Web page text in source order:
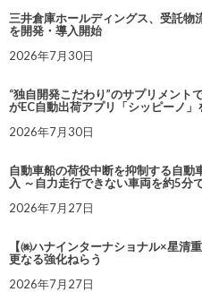
三井倉庫ホールディングス、受託物
を開発・導入開始
2026年7月30日
“独自開発こだわり”のサプリメント
がEC自動出荷アプリ「シッピーノ」
2026年7月30日
自動車船の荷役中断を抑制する自動
入 ～自力走行できない車両を約5分
2026年7月27日
【㈱ハナインターナショナル×星清
更なる強化ねらう
2026年7月27日